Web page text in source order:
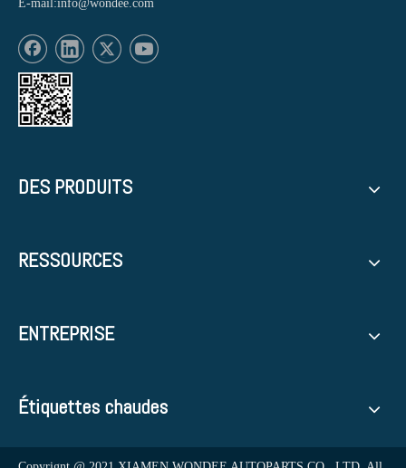
E-mail:info@wondee.com
DES PRODUITS
RESSOURCES
ENTREPRISE
Étiquettes chaudes